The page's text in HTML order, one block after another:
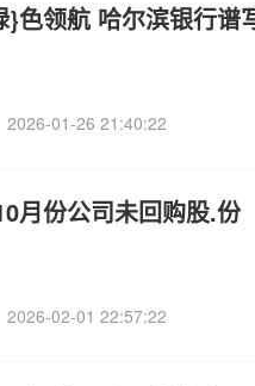
色领航 哈尔滨银行谱
2026-01-26 21:40:22
月份公司未回购股.份
2026-02-01 22:57:22